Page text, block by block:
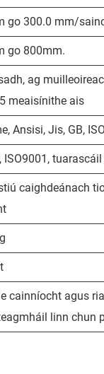
go 300.0 mm/
go 800mm.
ag
meaisínithe ais
Ansisi, Jis, GB,
ISO9001,
caighdeánach
cainníocht agus
linn chun